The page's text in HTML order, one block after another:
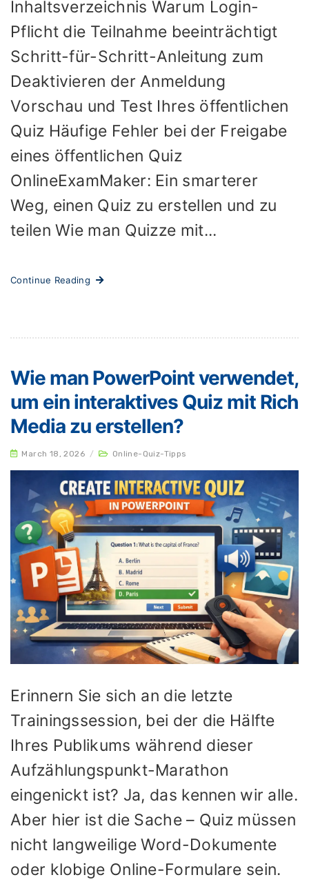
Inhaltsverzeichnis Warum Login-
Pflicht die Teilnahme beeinträchtigt
Schritt-für-Schritt-Anleitung zum
Deaktivieren der Anmeldung
Vorschau und Test Ihres öffentlichen
Quiz Häufige Fehler bei der Freigabe
eines öffentlichen Quiz
OnlineExamMaker: Ein smarterer
Weg, einen Quiz zu erstellen und zu
teilen Wie man Quizze mit...
Continue Reading
Wie man PowerPoint verwendet,
um ein interaktives Quiz mit Rich
Media zu erstellen?
March 18, 2026 / Online-Quiz-Tipps
Erinnern Sie sich an die letzte
Trainingssession, bei der die Hälfte
Ihres Publikums während dieser
Aufzählungspunkt-Marathon
eingenickt ist? Ja, das kennen wir alle.
Aber hier ist die Sache – Quiz müssen
nicht langweilige Word-Dokumente
oder klobige Online-Formulare sein.